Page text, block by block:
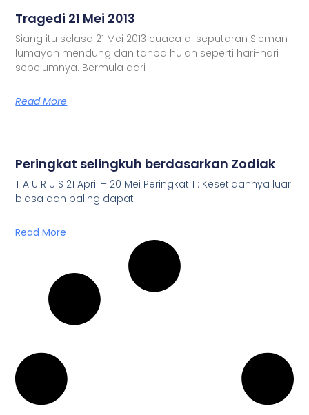
Tragedi 21 Mei 2013
Siang itu selasa 21 Mei 2013 cuaca di seputaran Sleman
lumayan mendung dan tanpa hujan seperti hari-hari
sebelumnya. Bermula dari
Read More
Peringkat selingkuh berdasarkan Zodiak
T A U R U S 21 April – 20 Mei Peringkat 1 : Kesetiaannya luar
biasa dan paling dapat
Read More